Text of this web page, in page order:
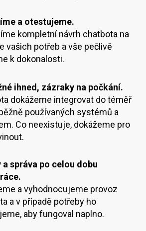
a otestujeme.
kompletní návrh chatbota na
vašich potřeb a vše pečlivě
k dokonalosti.
ihned, zázraky na počkání.
dokážeme integrovat do téměř
používaných systémů a
Co neexistuje, dokážeme pro
a správa po celou dobu
a vyhodnocujeme provoz
a v případě potřeby ho
aby fungoval naplno.